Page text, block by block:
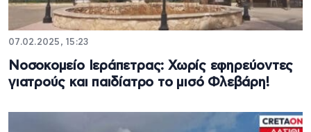
07.02.2025, 15:23
Νοσοκομείο Ιεράπετρας: Χωρίς εφηρεύοντες
γιατρούς και παιδίατρο το μισό Φλεβάρη!